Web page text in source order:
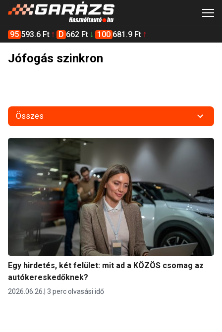
95 593.6 Ft D 662 Ft 100 681.9 Ft
Jófogás szinkron
Összes
Egy hirdetés, két felület: mit ad a KÖZÖS csomag az
autókereskedőknek?
2026.06.26. 3 perc olvasási idő